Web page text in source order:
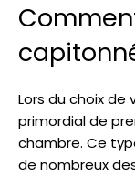
Lors du choix de
primordial de
chambre. Ce
de nombreux